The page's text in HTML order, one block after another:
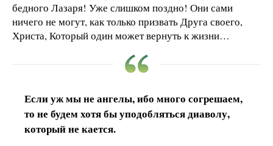
бедного Лазаря! Уже слишком поздно! Они сами
ничего не могут, как только призвать Друга своего,
Христа, Который один может вернуть к жизни…
Если уж мы не ангелы, ибо много согрешаем,
то не будем хотя бы уподобляться диаволу,
который не кается.